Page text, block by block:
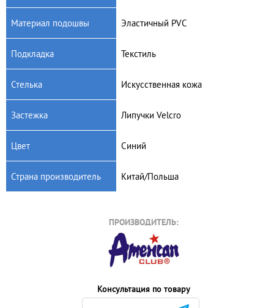
American club 124/22-1
American club 124/22
Материал подошвы Эластичный PVC
Подкладка Текстиль
Стелька Искусственная кожа
Застежка Липучки Velcrо
Цвет Синий
Страна производитель Китай/Польша
ПРОИЗВОДИТЕЛЬ:
Консультация по товару